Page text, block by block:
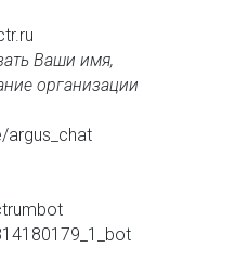
Ваши имя,
организации